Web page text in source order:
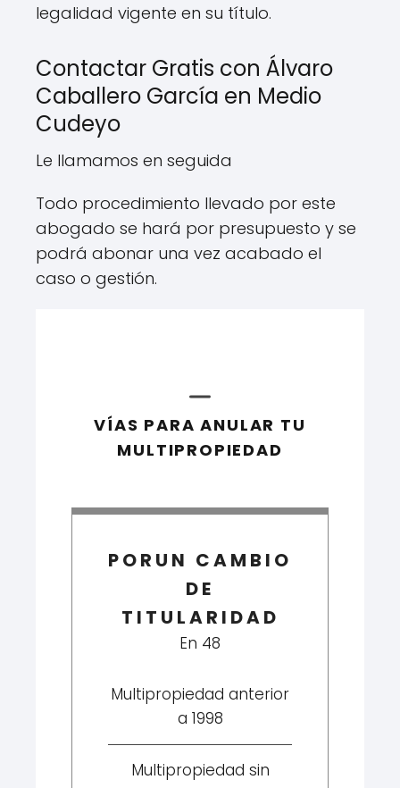
legalidad vigente en su título.
Contactar Gratis con Álvaro
Caballero García en Medio
Cudeyo
Le llamamos en seguida
Todo procedimiento llevado por este
abogado se hará por presupuesto y se
podrá abonar una vez acabado el
caso o gestión.
VÍAS PARA ANULAR TU
MULTIPROPIEDAD
PORUN CAMBIO
DE
TITULARIDAD
En 48
Multipropiedad anterior
a 1998
Multipropiedad sin